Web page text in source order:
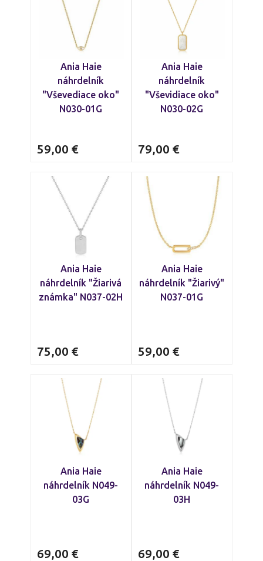
Ania Haie
náhrdelník
"Vševediace oko"
N030-01G
59,00 €
Ania Haie
náhrdelník
"Vševidiace oko"
N030-02G
79,00 €
Ania Haie
náhrdelník "Žiarivá
známka" N037-02H
75,00 €
Ania Haie
náhrdelník "Žiarivý"
N037-01G
59,00 €
Ania Haie
náhrdelník N049-
03G
69,00 €
Ania Haie
náhrdelník N049-
03H
69,00 €